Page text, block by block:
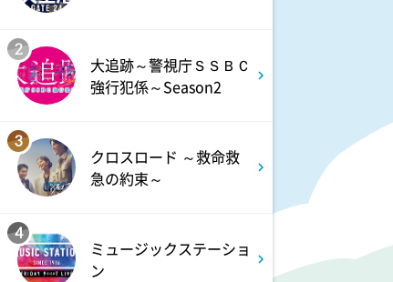
2
大追跡～警視庁ＳＳＢＣ
強行犯係～Season2
3
クロスロード ～救命救
急の約束～
4
ミュージックステーショ
ン